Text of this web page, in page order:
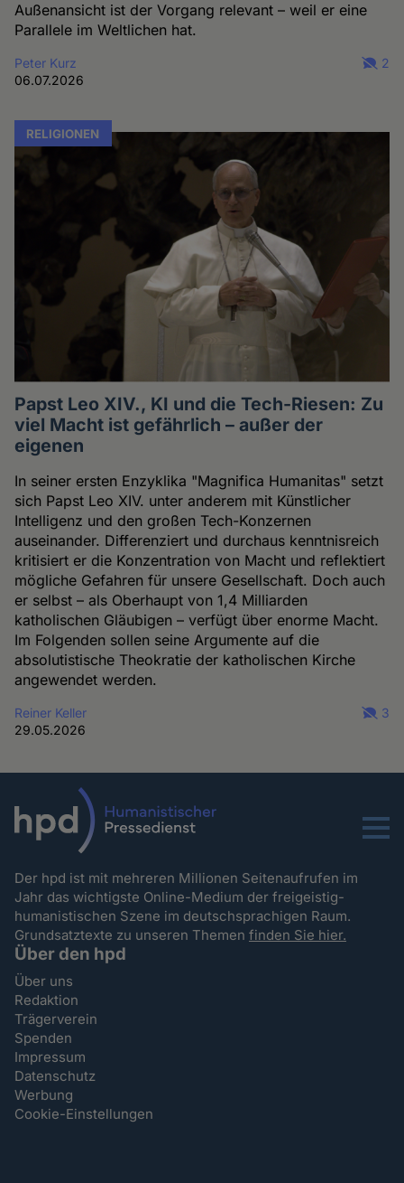
Außenansicht ist der Vorgang relevant – weil er eine
Parallele im Weltlichen hat.
Peter Kurz
06.07.2026
2
RELIGIONEN
Papst Leo XIV., KI und die Tech-Riesen: Zu
viel Macht ist gefährlich – außer der
eigenen
In seiner ersten Enzyklika "Magnifica Humanitas" setzt
sich Papst Leo XIV. unter anderem mit Künstlicher
Intelligenz und den großen Tech-Konzernen
auseinander. Differenziert und durchaus kenntnisreich
kritisiert er die Konzentration von Macht und reflektiert
mögliche Gefahren für unsere Gesellschaft. Doch auch
er selbst – als Oberhaupt von 1,4 Milliarden
katholischen Gläubigen – verfügt über enorme Macht.
Im Folgenden sollen seine Argumente auf die
absolutistische Theokratie der katholischen Kirche
angewendet werden.
Reiner Keller
29.05.2026
3
Menu
Der hpd ist mit mehreren Millionen Seitenaufrufen im
Jahr das wichtigste Online-Medium der freigeistig-
humanistischen Szene im deutschsprachigen Raum.
Grundsatztexte zu unseren Themenfinden Sie hier.
Über den hpd
Über uns
Redaktion
Trägerverein
Spenden
Impressum
Datenschutz
Werbung
Cookie-Einstellungen